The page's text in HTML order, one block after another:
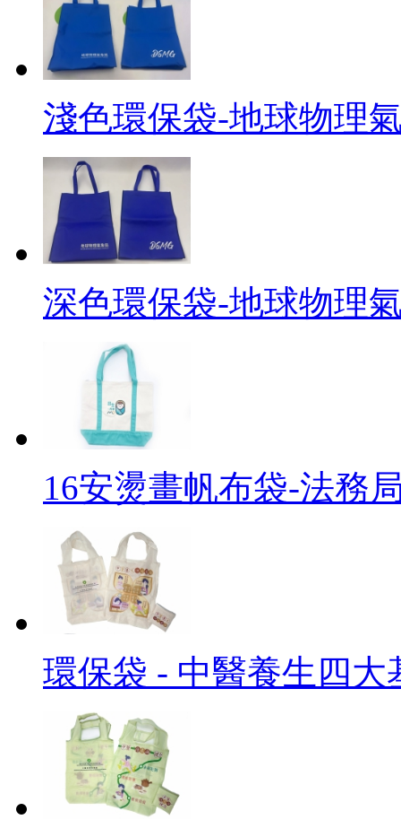
淺色環保袋-地球物理
深色環保袋-地球物理
16安燙畫帆布袋-法務
環保袋 - 中醫養生四大